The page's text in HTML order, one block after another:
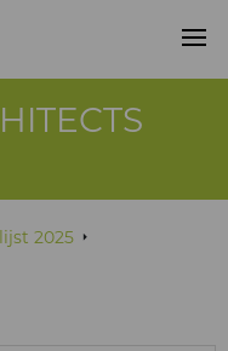
2025